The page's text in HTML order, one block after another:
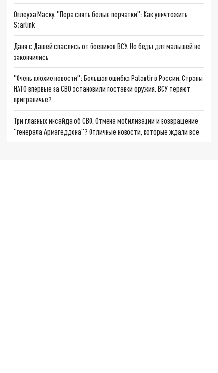
Оплеуха Маску. "Пора снять белые перчатки": Как уничтожить
Starlink
Даня с Дашей спаслись от боевиков ВСУ. Но беды для малышей не
закончились
"Очень плохие новости": Большая ошибка Palantir в России. Страны
НАТО впервые за СВО остановили поставки оружия. ВСУ теряют
приграничье?
Три главных инсайда об СВО. Отмена мобилизации и возвращение
"генерала Армагеддона"? Отличные новости, которые ждали все